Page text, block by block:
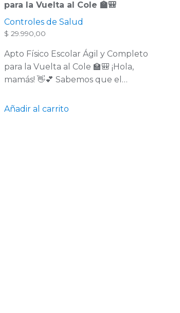
para la Vuelta al Cole 🏫🎒
Controles de Salud
$ 29.990,00
Apto Físico Escolar Ágil y Completo
para la Vuelta al Cole 🏫🎒 ¡Hola,
mamás! 👋💕 Sabemos que el…
Añadir al carrito